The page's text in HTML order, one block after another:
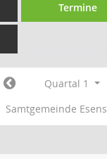
Termine
Quartal 1
Samtgemeinde Esens